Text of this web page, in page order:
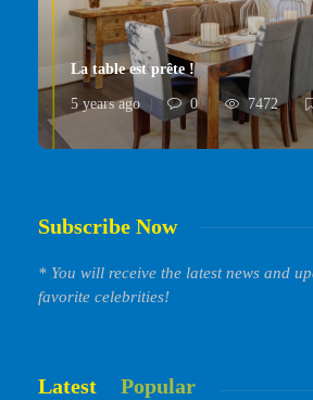
La table est prête !
5 years ago 0 7472
Subscribe Now
* You will receive the latest news and
favorite celebrities!
Latest Popular